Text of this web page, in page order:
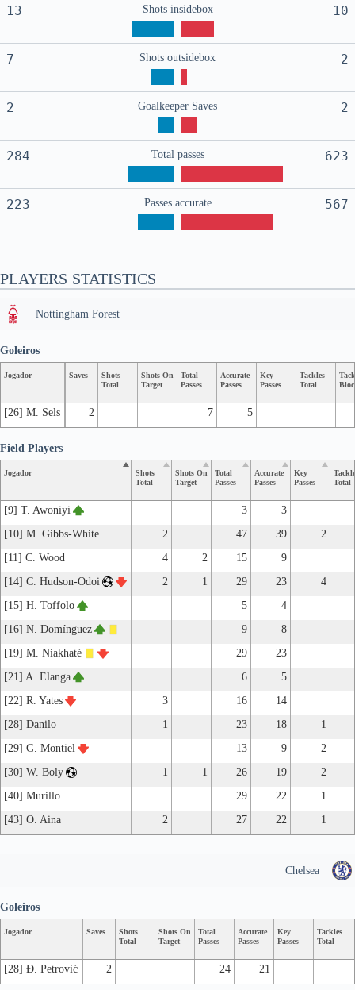
13 Shots insidebox 10
7 Shots outsidebox 2
2 Goalkeeper Saves 2
284 Total passes 623
223 Passes accurate 567
PLAYERS STATISTICS
Nottingham Forest
Jogador Saves
Shots
Total
Shots On
Target
Total
Passes
Accurate
Passes
Key
Passes
Tackles
Total
[26] M. Sels 2 7 5
Goleiros
Jogador
Shots
Total
Shots On
Target
Total
Passes
Accurate
Passes
Key
Passes
Total
[9] T. Awoniyi 3
3
[10] M. Gibbs-White
2 47 39
2
[11] C. Wood
4 2 15
9
[14] C. Hudson-Odoi
2 1 29 23
4
[15] H. Toffolo
5
4
[16] N. Domínguez
9
8
[19] M. Niakhaté
29
23
[21] A. Elanga
6
5
[22] R. Yates
3 16
14
[28] Danilo
1 23 18
1
[29] G. Montiel
13 9
2
[30] W. Boly
1 1 26 19
2
[40] Murillo
29 22
1
[43] O. Aina
2 27 22 1
Field Players
Chelsea
Jogador Saves
Shots
Total
Shots On
Target
Total
Passes
Accurate
Passes
Key
Passes
Tackles
Total
[28] Đ. Petrović 2 24 21
Goleiros